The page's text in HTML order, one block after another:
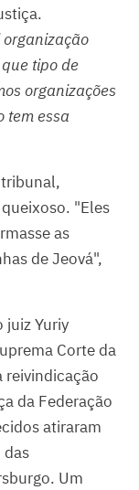
organização
tipo de
organizações
tem essa
"Eles
as
de Jeová",
juiz Yuriy
Corte da
reivindicação
da Federação
atiraram
das
Um